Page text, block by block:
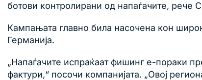
ботови контролирани од напаѓачите, рече
Кампањата главно била насочена кон
Германија.
„Напаѓачите испраќаат фишинг е-пораки
фактури,“ посочи компанијата. „Овој